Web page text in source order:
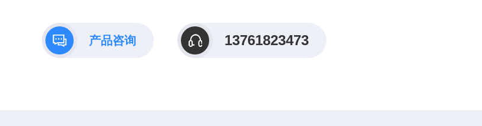
产品咨询 13761823473